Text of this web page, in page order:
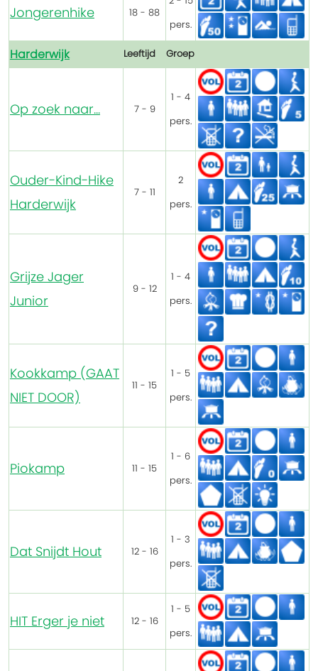
Jongerenhike 18 - 88
pers.
Harderwijk Leeftijd Groep
Op zoek naar... 7 - 9
1 - 4
pers.
Ouder-Kind-Hike
Harderwijk
7 - 11
2
pers.
Grijze Jager
Junior
9 - 12
1 - 4
pers.
Kookkamp (GAAT
NIET DOOR)
11 - 15
1 - 5
pers.
Piokamp 11 - 15
1 - 6
pers.
Dat Snijdt Hout 12 - 16
1 - 3
pers.
HIT Erger je niet 12 - 16
1 - 5
pers.